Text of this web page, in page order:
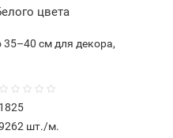
цвета
35–40 см для декора,
1825
шт./м.